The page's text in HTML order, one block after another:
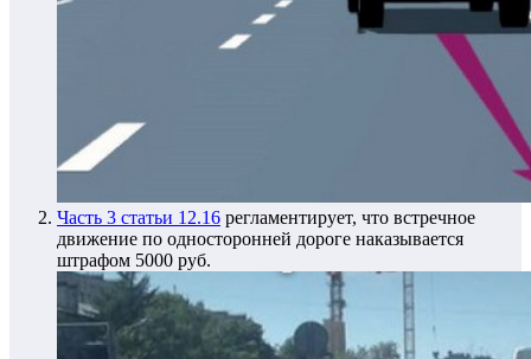
Часть 3 статьи 12.16 регламентирует, что встречное
движение по односторонней дороге наказывается
штрафом 5000 руб.